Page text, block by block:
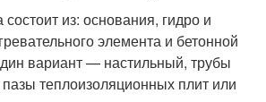
из: основания, гидро и
элемента и бетонной
вариант — настильный, трубы
теплоизоляционных плит или